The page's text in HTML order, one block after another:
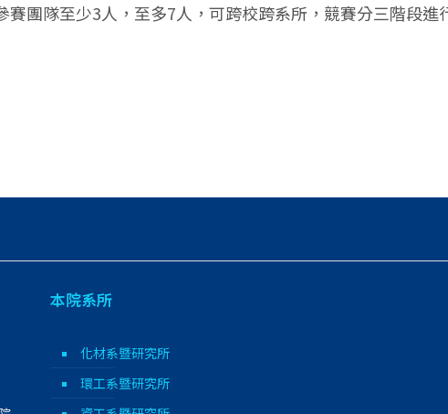
團隊至少3人，至多7人，可跨校跨系所，競賽分三階段進
本院系所
化材系暨研究所
環工系暨研究所